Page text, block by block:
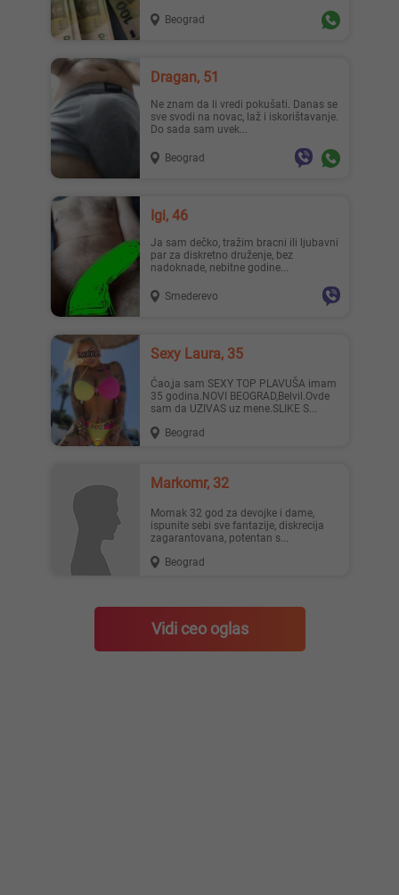
Beograd
Dragan, 51
Ne znam da li vredi pokušati. Danas se
sve svodi na novac, laž i iskorištavanje.
Do sada sam uvek...
Beograd
Igi, 46
Ja sam dečko, tražim bracni ili ljubavni
par za diskretno druženje, bez
nadoknade, nebitne godine...
Smederevo
Sexy Laura, 35
Ćao,ja sam SEXY TOP PLAVUŠA imam
35 godina.NOVI BEOGRAD,Belvil.Ovde
sam da UZIVAS uz mene.SLIKE S...
Beograd
Markomr, 32
Momak 32 god za devojke i dame,
ispunite sebi sve fantazije, diskrecija
zagarantovana, potentan s...
Beograd
Vidi ceo oglas